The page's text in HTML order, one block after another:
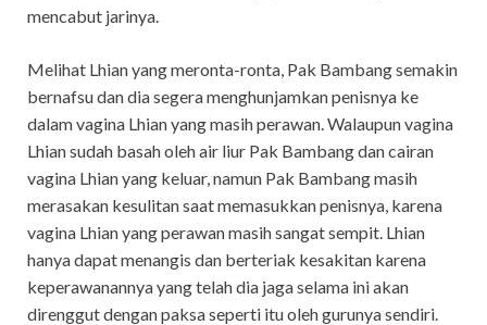
mencabut jarinya.
Melihat Lhian yang meronta-ronta, Pak Bambang semakin
bernafsu dan dia segera menghunjamkan penisnya ke
dalam vagina Lhian yang masih perawan. Walaupun vagina
Lhian sudah basah oleh air liur Pak Bambang dan cairan
vagina Lhian yang keluar, namun Pak Bambang masih
merasakan kesulitan saat memasukkan penisnya, karena
vagina Lhian yang perawan masih sangat sempit. Lhian
hanya dapat menangis dan berteriak kesakitan karena
keperawanannya yang telah dia jaga selama ini akan
direnggut dengan paksa seperti itu oleh gurunya sendiri.